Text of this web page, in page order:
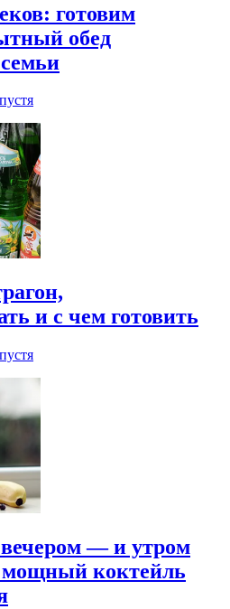
готовим
обед
и с чем готовить
— и утром
мощный коктейль